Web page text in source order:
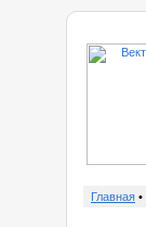
Главная •